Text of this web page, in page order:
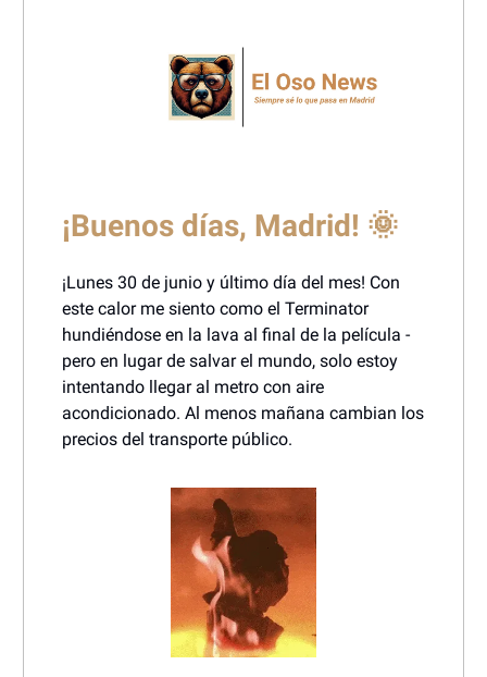
¡Buenos días, Madrid! 🌞
¡Lunes 30 de junio y último día del mes! Con
este calor me siento como el Terminator
hundiéndose en la lava al final de la película -
pero en lugar de salvar el mundo, solo estoy
intentando llegar al metro con aire
acondicionado. Al menos mañana cambian los
precios del transporte público.